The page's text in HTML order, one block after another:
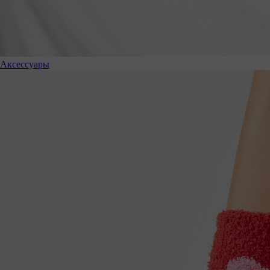
Аксессуары